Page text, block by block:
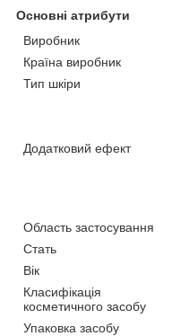
Основні атрибути
Виробник
Країна виробник
Тип шкіри
Додатковий ефект
Область застосування
Стать
Вік
Класифікація
косметичного засобу
Упаковка засобу